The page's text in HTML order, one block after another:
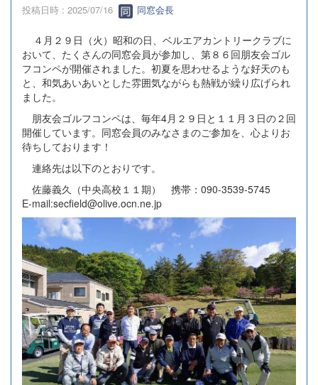
投稿日時 : 2025/07/16 同窓会長
４月２９日（火）昭和の日、ベルエアカントリークラブに
おいて、たくさんの同窓会員が参加し、第８６回朋友会ゴル
フコンペが開催されました。初夏を思わせるような好天のも
と、和気あいあいとした雰囲気ながらも熱戦が繰り広げられ
ました。
朋友会ゴルフコンペは、毎年4月２９日と１１月３日の２回
開催しています。同窓会員のみなさまのご参加を、心よりお
待ちしております！
連絡先は以下のとおりです。
佐藤義久（中央高校１１期） 携帯：090-3539-5745
E-mail:secfield@olive.ocn.ne.jp